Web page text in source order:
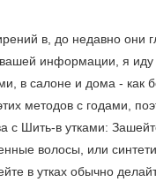
в, до недавно они
информации, я иду
в салоне и дома - как
методов с годами,
с Шить-в утками:
волосы, или
в утках обычно